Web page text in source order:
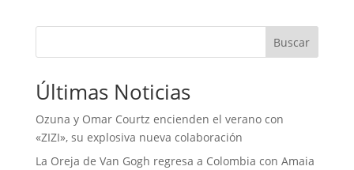
Buscar
Últimas Noticias
Ozuna y Omar Courtz encienden el verano con
«ZIZI», su explosiva nueva colaboración
La Oreja de Van Gogh regresa a Colombia con Amaia